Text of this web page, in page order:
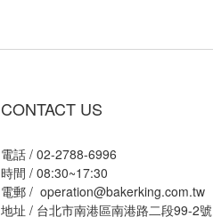
CONTACT US
電話 / 02-2788-6996
時間 / 08:30~17:30
電郵 / operation@bakerking.com.tw
地址 / 台北市南港區南港路二段99-2號